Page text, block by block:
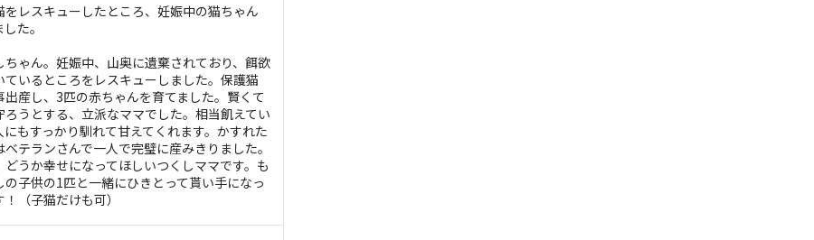
レスキューしたところ、妊娠中の猫ちゃん
た。
ゃん。妊娠中、山奥に遺棄されており、餌欲
ているところをレスキューしました。保護猫
産し、3匹の赤ちゃんを育てました。賢くて
うとする、立派なママでした。相当飢えてい
もすっかり馴れて甘えてくれます。かすれた
テランさんで一人で完璧に産みきりました。
うか幸せになってほしいつくしママです。も
の子供の1匹と一緒にひきとって貰い手になっ
（子猫だけも可）